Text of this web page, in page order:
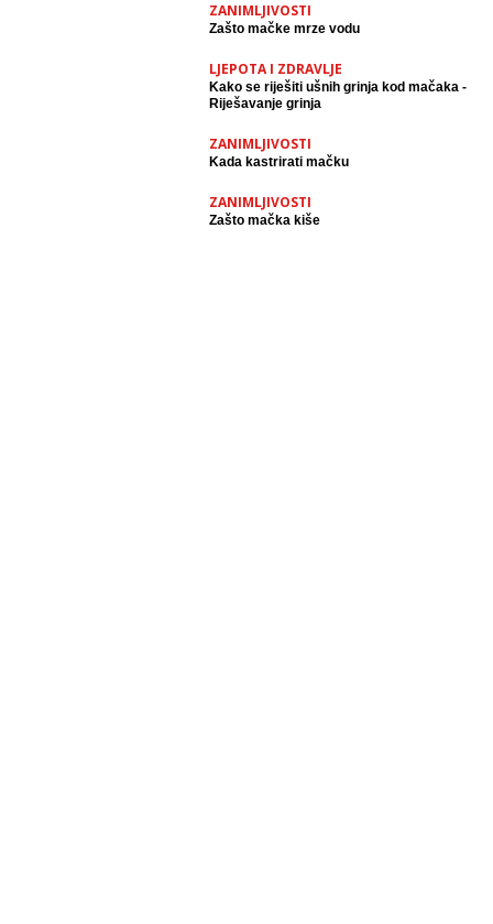
ZANIMLJIVOSTI
Zašto mačke mrze vodu
LJEPOTA I ZDRAVLJE
Kako se riješiti ušnih grinja kod mačaka -
Riješavanje grinja
ZANIMLJIVOSTI
Kada kastrirati mačku
ZANIMLJIVOSTI
Zašto mačka kiše